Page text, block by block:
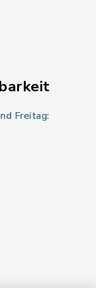
Freitag: